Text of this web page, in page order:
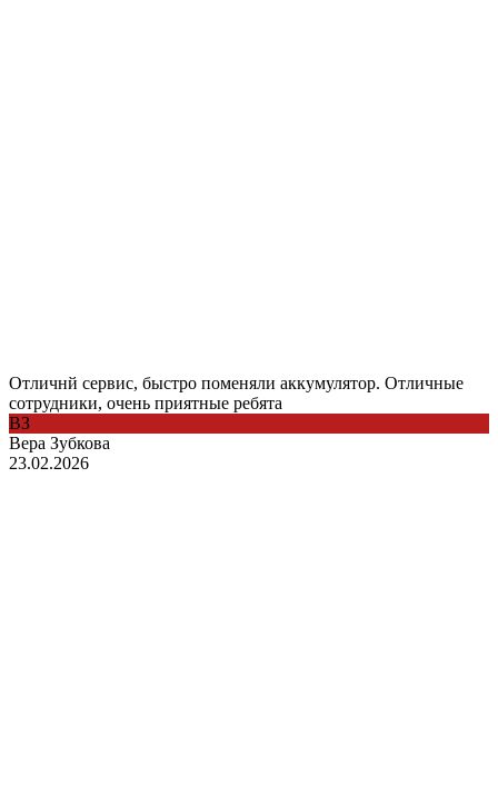
Отличнй сервис, быстро поменяли аккумулятор. Отличные
сотрудники, очень приятные ребята
ВЗ
Вера Зубкова
23.02.2026